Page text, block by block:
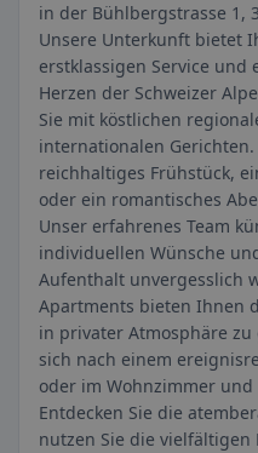
in der Bühlbergstrasse 1,
Unsere Unterkunft bietet
erstklassigen Service und
Herzen der Schweizer
Sie mit köstlichen
internationalen Gerichten.
reichhaltiges Frühstück,
oder ein romantisches
Unser erfahrenes Team
individuellen Wünsche
Aufenthalt unvergesslich
Apartments bieten Ihnen
in privater Atmosphäre zu
sich nach einem
oder im Wohnzimmer und
Entdecken Sie die
nutzen Sie die